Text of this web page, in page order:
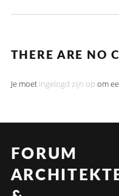
THERE ARE NO
Je moet ingelogd zijn op om
FORUM